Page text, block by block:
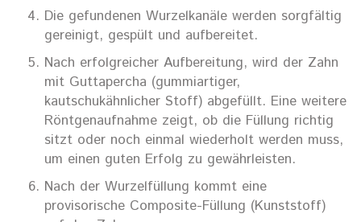
Die gefundenen Wurzelkanäle werden sorgfältig
gereinigt, gespült und aufbereitet.
Nach erfolgreicher Aufbereitung, wird der Zahn
mit Guttapercha (gummiartiger,
kautschukähnlicher Stoff) abgefüllt. Eine weitere
Röntgenaufnahme zeigt, ob die Füllung richtig
sitzt oder noch einmal wiederholt werden muss,
um einen guten Erfolg zu gewährleisten.
Nach der Wurzelfüllung kommt eine
provisorische Composite-Füllung (Kunststoff)